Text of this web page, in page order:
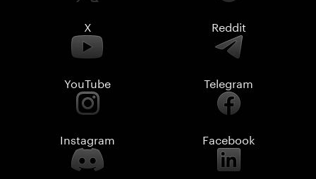
X Reddit
YouTube Telegram
Instagram Facebook